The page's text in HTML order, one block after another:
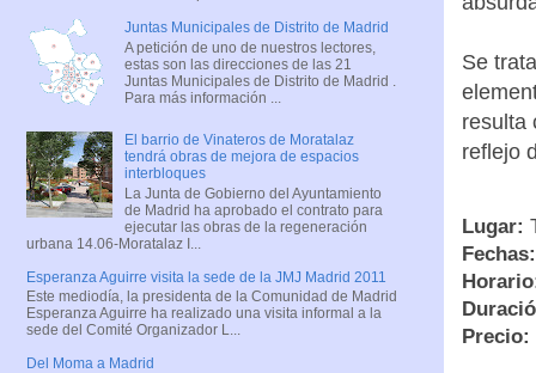
Se
resulta
reflejo
Lugar:
Fechas:
Precio:
Juntas Municipales de Distrito de Madrid
A petición de uno de nuestros lectores,
estas son las direcciones de las 21
Juntas Municipales de Distrito de Madrid .
Para más información ...
El barrio de Vinateros de Moratalaz
tendrá obras de mejora de espacios
interbloques
La Junta de Gobierno del Ayuntamiento
de Madrid ha aprobado el contrato para
ejecutar las obras de la regeneración
urbana 14.06-Moratalaz I...
Esperanza Aguirre visita la sede de la JMJ Madrid 2011
Este mediodía, la presidenta de la Comunidad de Madrid
Esperanza Aguirre ha realizado una visita informal a la
sede del Comité Organizador L...
Del Moma a Madrid